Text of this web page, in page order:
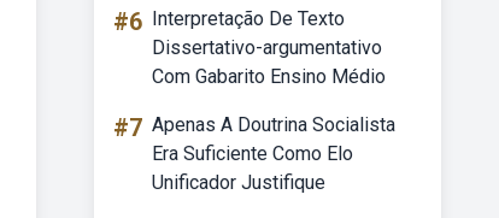
#6 Interpretação De Texto
Dissertativo-argumentativo
Com Gabarito Ensino Médio
#7 Apenas A Doutrina Socialista
Era Suficiente Como Elo
Unificador Justifique